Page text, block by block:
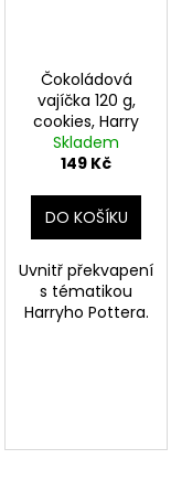
Čokoládová
vajíčka 120 g,
cookies, Harry
Potter
Skladem
149 Kč
DO KOŠÍKU
Uvnitř překvapení
s tématikou
Harryho Pottera.